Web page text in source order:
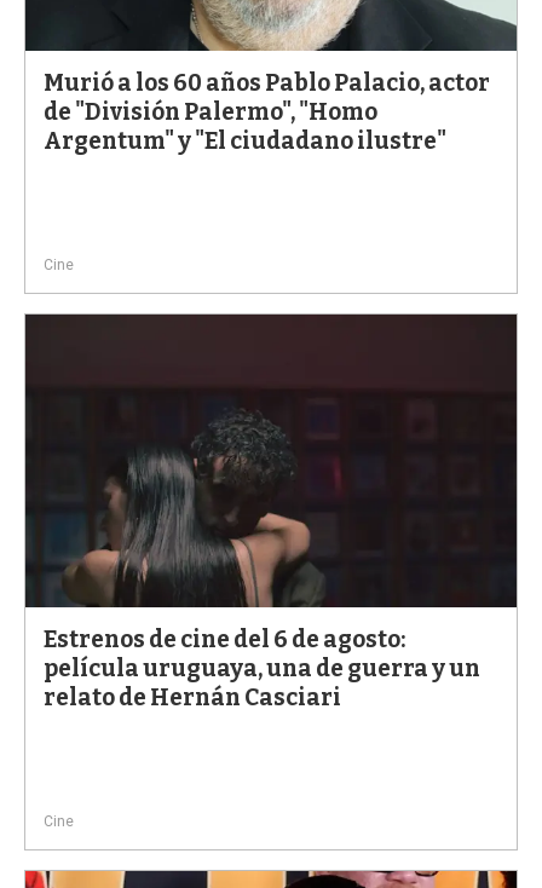
Murió a los 60 años Pablo Palacio, actor
de "División Palermo", "Homo
Argentum" y "El ciudadano ilustre"
Cine
Estrenos de cine del 6 de agosto:
película uruguaya, una de guerra y un
relato de Hernán Casciari
Cine